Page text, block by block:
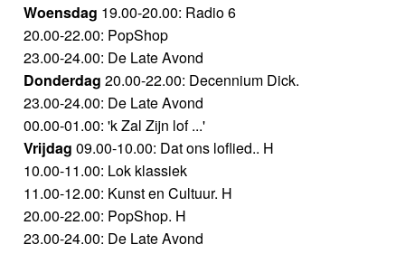
Woensdag 19.00-20.00: Radio 6
20.00-22.00: PopShop
23.00-24.00: De Late Avond
Donderdag 20.00-22.00: Decennium Dick.
23.00-24.00: De Late Avond
00.00-01.00: 'k Zal Zijn lof ...'
Vrijdag 09.00-10.00: Dat ons loflied.. H
10.00-11.00: Lok klassiek
11.00-12.00: Kunst en Cultuur. H
20.00-22.00: PopShop. H
23.00-24.00: De Late Avond